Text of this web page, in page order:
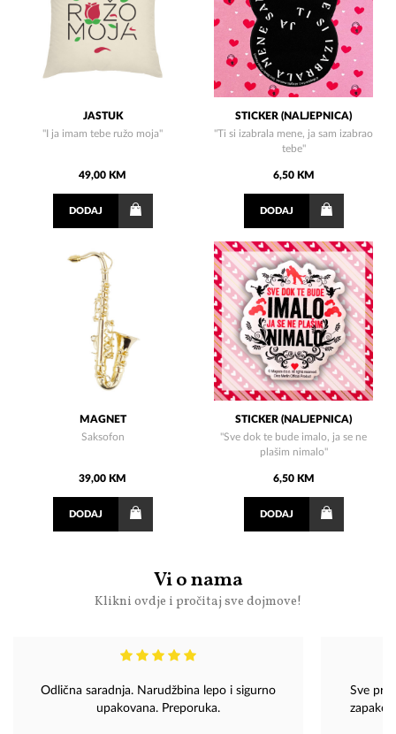
JASTUK
"I ja imam tebe ružo moja"
49,00 KM
DODAJ
STICKER (NALJEPNICA)
"Ti si izabrala mene, ja sam izabrao
tebe"
6,50 KM
DODAJ
MAGNET
Saksofon
39,00 KM
DODAJ
STICKER (NALJEPNICA)
"Sve dok te bude imalo, ja se ne
plašim nimalo"
6,50 KM
DODAJ
Vi o nama
Klikni ovdje i pročitaj sve dojmove!
Odlična saradnja. Narudžbina lepo i sigurno
upakovana. Preporuka.
Sve